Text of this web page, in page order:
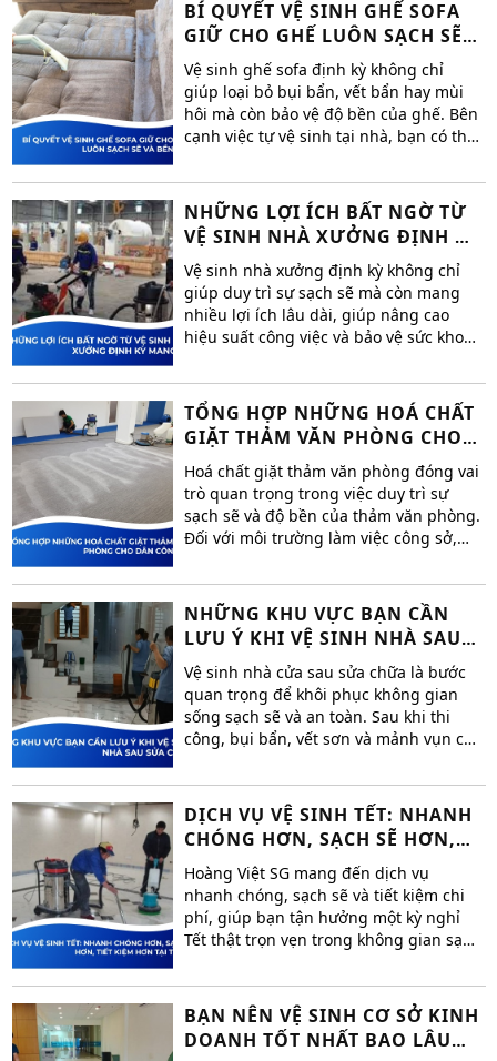
chi phí. Bài viết này sẽ phân tích sự
khác biệt giữa dịch vụ vệ sinh công
nghiệp và thuê giúp việc, giúp bạn dễ
dàng đưa ra lựa chọn phù hợp.
BÍ QUYẾT VỆ SINH GHẾ SOFA
GIỮ CHO GHẾ LUÔN SẠCH SẼ
VÀ BỀN ĐẸP
Vệ sinh ghế sofa định kỳ không chỉ
giúp loại bỏ bụi bẩn, vết bẩn hay mùi
hôi mà còn bảo vệ độ bền của ghế. Bên
cạnh việc tự vệ sinh tại nhà, bạn có thể
từ Hoàng Việt SG để đảm bảo ghế sofa
luôn sạch sẽ, khử trùng và bền đẹp.
NHỮNG LỢI ÍCH BẤT NGỜ TỪ
VỆ SINH NHÀ XƯỞNG ĐỊNH KỲ
MANG LẠI
Vệ sinh nhà xưởng định kỳ không chỉ
giúp duy trì sự sạch sẽ mà còn mang
nhiều lợi ích lâu dài, giúp nâng cao
hiệu suất công việc và bảo vệ sức khoẻ
TỔNG HỢP NHỮNG HOÁ CHẤT
GIẶT THẢM VĂN PHÒNG CHO
DÂN CÔNG SỞ
Hoá chất giặt thảm văn phòng đóng vai
trò quan trọng trong việc duy trì sự
sạch sẽ và độ bền của thảm văn phòng.
Đối với môi trường làm việc công sở,
bẩn mà còn dễ dàng bám mùi hôi, vi
khuẩn, gây ảnh hưởng đến sức khỏe và
không khí trong văn phòng.
NHỮNG KHU VỰC BẠN CẦN
LƯU Ý KHI VỆ SINH NHÀ SAU
SỬA CHỮA
Vệ sinh nhà cửa sau sửa chữa là bước
quan trọng để khôi phục không gian
sống sạch sẽ và an toàn. Sau khi thi
công, bụi bẩn, vết sơn và mảnh vụn có
sạch hiệu quả, bạn cần chú ý đến
những khu vực dễ bị bỏ sót.
DỊCH VỤ VỆ SINH TẾT: NHANH
CHÓNG HƠN, SẠCH SẼ HƠN,
TIẾT KIỆM HƠN TẠI TP.HCM
Hoàng Việt SG mang đến dịch vụ
nhanh chóng, sạch sẽ và tiết kiệm chi
phí, giúp bạn tận hưởng một kỳ nghỉ
Tết thật trọn vẹn trong không gian sạch
BẠN NÊN VỆ SINH CƠ SỞ KINH
DOANH TỐT NHẤT BAO LÂU